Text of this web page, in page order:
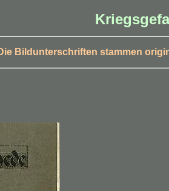
Bildunterschriften stammen